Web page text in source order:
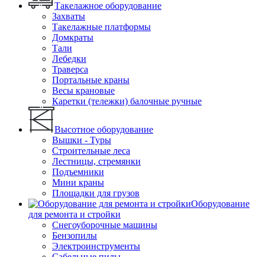
Такелажное оборудование
Захваты
Такелажные платформы
Домкраты
Тали
Лебедки
Траверса
Портальные краны
Весы крановые
Каретки (тележки) балочные ручные
Высотное оборудование
Вышки - Туры
Строительные леса
Лестницы, стремянки
Подъемники
Мини краны
Площадки для грузов
Оборудование
для ремонта и стройки
Снегоуборочные машины
Бензопилы
Электроинструменты